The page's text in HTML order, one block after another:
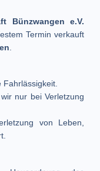
Bünzwangen e.V.
Termin verkauft
Fahrlässigkeit.
nur bei Verletzung
von Leben,